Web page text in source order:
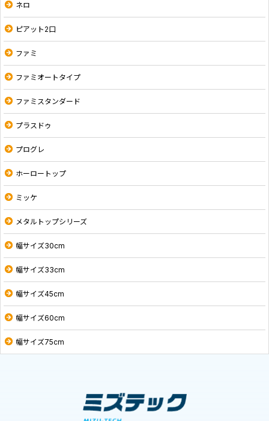
ネロ
ピアット2口
ファミ
ファミオートタイプ
ファミスタンダード
プラスドゥ
プログレ
ホーロートップ
ミッケ
メタルトップシリーズ
幅サイズ30cm
幅サイズ33cm
幅サイズ45cm
幅サイズ60cm
幅サイズ75cm